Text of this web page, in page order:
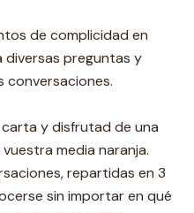
de complicidad en
diversas preguntas y
conversaciones.
y disfrutad de una
media naranja.
repartidas en 3
sin importar en qué